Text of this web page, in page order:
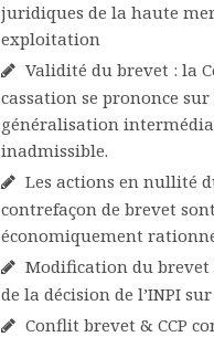
juridiques de la haute
exploitation
Validité du brevet : la
cassation se prononce sur
généralisation
inadmissible.
Les actions en nullité
contrefaçon de brevet
économiquement
Modification du brevet
de la décision de l’INPI
Conflit brevet & CCP